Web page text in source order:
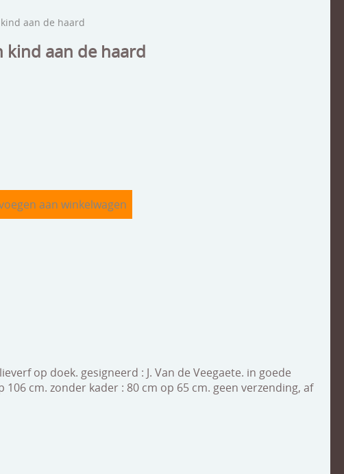
kind aan de haard
kind aan de haard
op doek. gesigneerd : J. Van de Veegaete. in goede
cm. zonder kader : 80 cm op 65 cm. geen verzending, af